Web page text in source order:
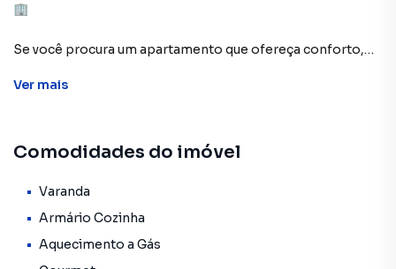
🏢
Se você procura um apartamento que ofereça conforto,
opção perfeita para você! Apresentamos um encantador
proporciona uma vida repleta de comodidades, segurança
Características do Imóvel:
hidromassagem - Um refúgio de tranquilidade e conforto.
Ver mais
Comodidades do imóvel
Varanda
Armário Cozinha
Aquecimento a Gás